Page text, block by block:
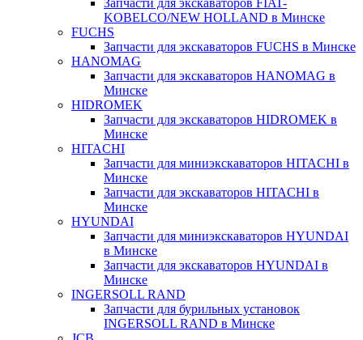
Запчасти для экскаваторов FIAT-
KOBELCO/NEW HOLLAND в Минске
FUCHS
Запчасти для экскаваторов FUCHS в Минске
HANOMAG
Запчасти для экскаваторов HANOMAG в
Минске
HIDROMEK
Запчасти для экскаваторов HIDROMEK в
Минске
HITACHI
Запчасти для миниэкскаваторов HITACHI в
Минске
Запчасти для экскаваторов HITACHI в
Минске
HYUNDAI
Запчасти для миниэкскаваторов HYUNDAI
в Минске
Запчасти для экскаваторов HYUNDAI в
Минске
INGERSOLL RAND
Запчасти для бурильных установок
INGERSOLL RAND в Минске